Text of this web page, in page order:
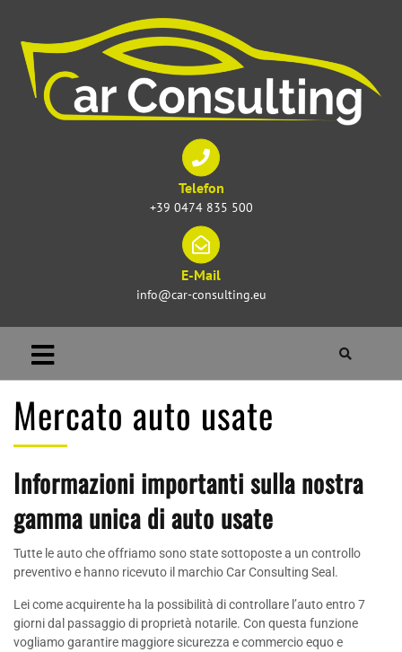
Telefon
+39 0474 835 500
E-Mail
info@car-consulting.eu
Mercato auto usate
Informazioni importanti sulla nostra
gamma unica di auto usate
Tutte le auto che offriamo sono state sottoposte a un controllo
preventivo e hanno ricevuto il marchio Car Consulting Seal.
Lei come acquirente ha la possibilità di controllare l’auto entro 7
giorni dal passaggio di proprietà notarile. Con questa funzione
vogliamo garantire maggiore sicurezza e commercio equo e